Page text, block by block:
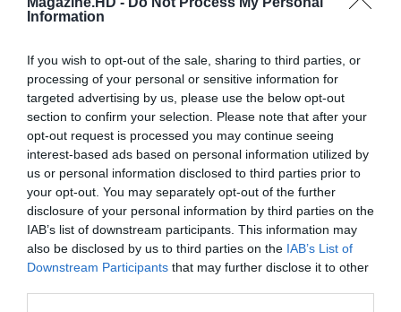
Information
If you wish to opt-out of the sale, sharing to third parties, or
processing of your personal or sensitive information for
targeted advertising by us, please use the below opt-out
section to confirm your selection. Please note that after your
opt-out request is processed you may continue seeing
interest-based ads based on personal information utilized by
us or personal information disclosed to third parties prior to
your opt-out. You may separately opt-out of the further
disclosure of your personal information by third parties on the
IAB’s list of downstream participants. This information may
also be disclosed by us to third parties on the IAB’s List of
Downstream Participants that may further disclose it to other
FRANCIS FORD COPPOLA ESTÁ EM
RISCO DE NÃO CHEGAR AOS
CINEMAS
Share This Post: 0
Deixe um comentário
O seu endereço de email não será publicado. Campos